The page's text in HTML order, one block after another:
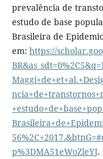
prevalência de
estudo de base
Brasileira de
em: https://
p%3DMA51eWoZleYJ.